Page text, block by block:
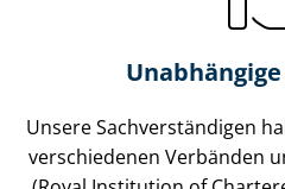
Unsere Sach­ver­stän­di­gen
verschiedenen Verbänden